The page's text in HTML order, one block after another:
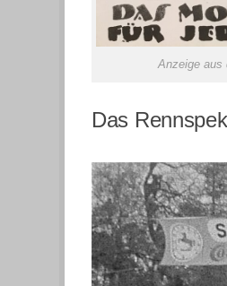
Anzeige aus
Das